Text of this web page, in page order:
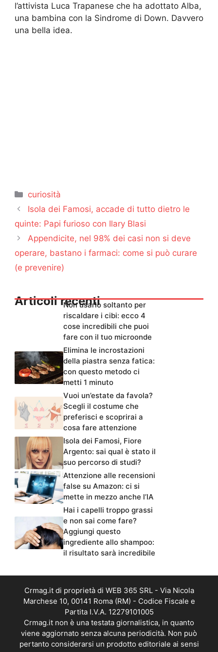
l’attivista Luca Trapanese che ha adottato Alba,
una bambina con la Sindrome di Down. Davvero
una bella idea.
Categorie
curiosità
Isola dei Famosi, accade di tutto dietro le
quinte: Papi furioso con Ilary Blasi
Appendicite, nel 98% dei casi non si deve
operare, bastano i farmaci: come si può curare
(e prevenire)
Articoli recentiNon usarlo soltanto per
riscaldare i cibi: ecco 4
cose incredibili che puoi
fare con il tuo microonde
Elimina le incrostazioni
della piastra senza fatica:
con questo metodo ci
metti 1 minuto
Vuoi un’estate da favola?
Scegli il costume che
preferisci e scoprirai a
cosa fare attenzione
Isola dei Famosi, Fiore
Argento: sai qual è stato il
suo percorso di studi?
Attenzione alle recensioni
false su Amazon: ci si
mette in mezzo anche l’IA
Hai i capelli troppo grassi
e non sai come fare?
Aggiungi questo
ingrediente allo shampoo:
il risultato sarà incredibile
Crmag.it di proprietà di WEB 365 SRL - Via Nicola
Marchese 10, 00141 Roma (RM) - Codice Fiscale e
Partita I.V.A. 12279101005
Crmag.it non è una testata giornalistica, in quanto
viene aggiornato senza alcuna periodicità. Non può
pertanto considerarsi un prodotto editoriale ai sensi